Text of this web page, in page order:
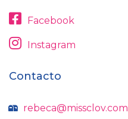
Facebook
Instagram
Contacto
rebeca@missclov.com